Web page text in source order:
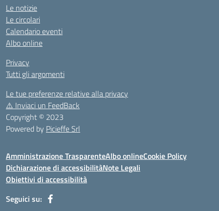
Le notizie
Le circolari
Calendario eventi
Albo online
Privacy
Tutti gli argomenti
Le tue preferenze relative alla privacy
⚠️ Inviaci un FeedBack
Copyright © 2023
Powered by Picieffe Srl
Amministrazione TrasparenteAlbo onlineCookie Policy
Dichiarazione di accessibilitàNote Legali
Obiettivi di accessibilità
Seguici su: